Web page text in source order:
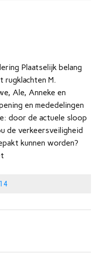
Plaatselijk belang
rugklachten M.
Ale, Anneke en
en mededelingen
door de actuele sloop
de verkeersveiligheid
kunnen worden?